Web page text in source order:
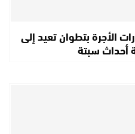
الأجرة بتطوان تعيد إلى
سبتة